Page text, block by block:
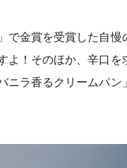
で金賞を受賞した自慢
よ！そのほか、辛口を
ニラ香るクリームパン